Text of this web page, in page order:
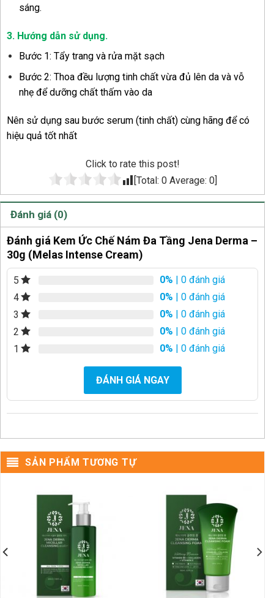
sáng.
3. Hướng dẫn sử dụng.
Bước 1: Tẩy trang và rửa mặt sạch
Bước 2: Thoa đều lượng tinh chất vừa đủ lên da và vỗ
nhẹ để dưỡng chất thấm vào da
Nên sử dụng sau bước serum (tinh chất) cùng hãng để có
hiệu quả tốt nhất
Click to rate this post!
[Total: 0Average: 0]
Đánh giá (0)
Đánh giá Kem Ức Chế Nám Đa Tầng Jena Derma –
30g (Melas Intense Cream)
5 0% | 0 đánh giá
4
0% | 0 đánh giá
3
0% | 0 đánh giá
2
0% | 0 đánh giá
1
0% | 0 đánh giá
ĐÁNH GIÁ NGAY
SẢN PHẨM TƯƠNG TỰ